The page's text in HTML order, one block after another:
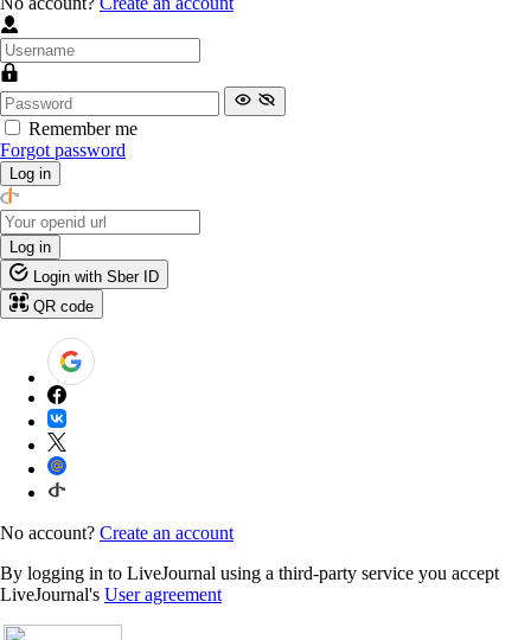
Remember me
Forgot password
Log in
Log in
Login with Sber ID
QR code
No account? Create an account
By logging in to LiveJournal using a third-party service you accept
LiveJournal's User agreement